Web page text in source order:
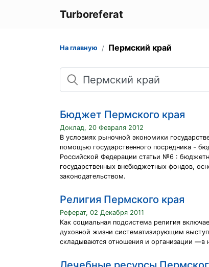
Turboreferat
На главную Пермский край
Поиск
Бюджет Пермского края
Доклад, 20 Февраля 2012
В условиях рыночной экономики
помощью государственного посредника -
Российской Федерации статьи №6 :
государственных внебюджетных фондов,
законодательством.
Религия Пермского края
Реферат, 02 Декабря 2011
Как социальная подсистема религия
духовной жизни систематизирующим
складываются отношения и организации —в